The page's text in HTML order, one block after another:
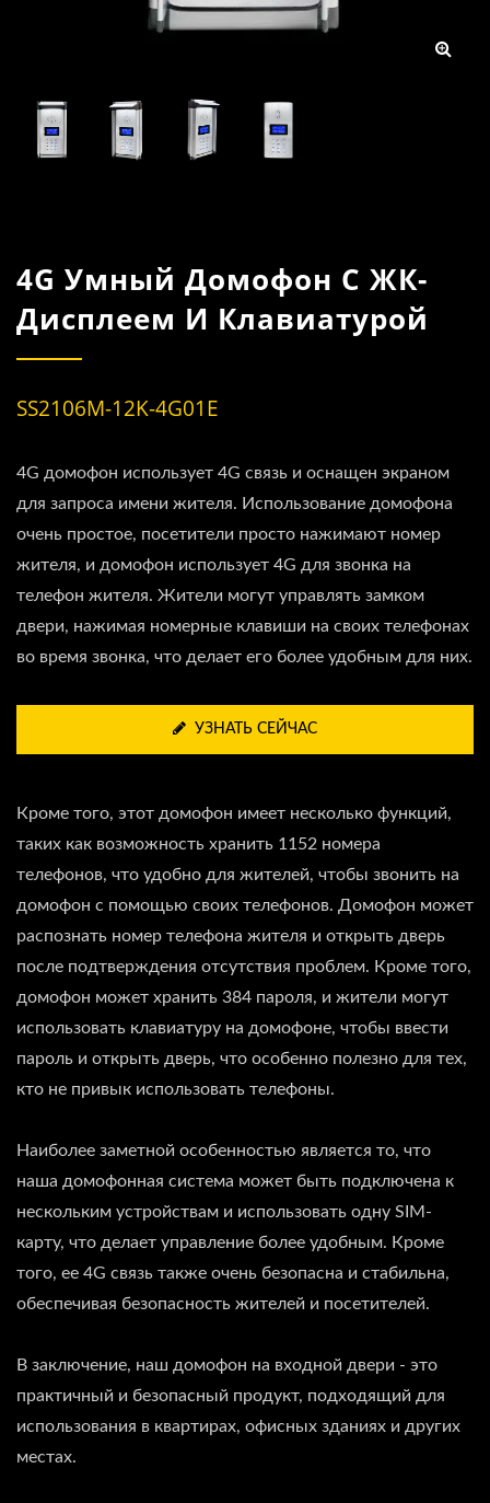
4G Умный Домофон С ЖК-
Дисплеем И Клавиатурой
SS2106M-12K-4G01E
4G домофон использует 4G связь и оснащен экраном
для запроса имени жителя. Использование домофона
очень простое, посетители просто нажимают номер
жителя, и домофон использует 4G для звонка на
телефон жителя. Жители могут управлять замком
двери, нажимая номерные клавиши на своих телефонах
во время звонка, что делает его более удобным для них.
УЗНАТЬ СЕЙЧАС
Кроме того, этот домофон имеет несколько функций,
таких как возможность хранить 1152 номера
телефонов, что удобно для жителей, чтобы звонить на
домофон с помощью своих телефонов. Домофон может
распознать номер телефона жителя и открыть дверь
после подтверждения отсутствия проблем. Кроме того,
домофон может хранить 384 пароля, и жители могут
использовать клавиатуру на домофоне, чтобы ввести
пароль и открыть дверь, что особенно полезно для тех,
кто не привык использовать телефоны.
Наиболее заметной особенностью является то, что
наша домофонная система может быть подключена к
нескольким устройствам и использовать одну SIM-
карту, что делает управление более удобным. Кроме
того, ее 4G связь также очень безопасна и стабильна,
обеспечивая безопасность жителей и посетителей.
В заключение, наш домофон на входной двери - это
практичный и безопасный продукт, подходящий для
использования в квартирах, офисных зданиях и других
местах.